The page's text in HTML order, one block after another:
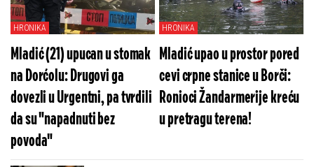
HRONIKA
Mladić (21) upucan u stomak
na Dorćolu: Drugovi ga
dovezli u Urgentni, pa tvrdili
da su "napadnuti bez
povoda"
HRONIKA
Mladić upao u prostor pored
cevi crpne stanice u Borči:
Ronioci Žandarmerije kreću
u pretragu terena!